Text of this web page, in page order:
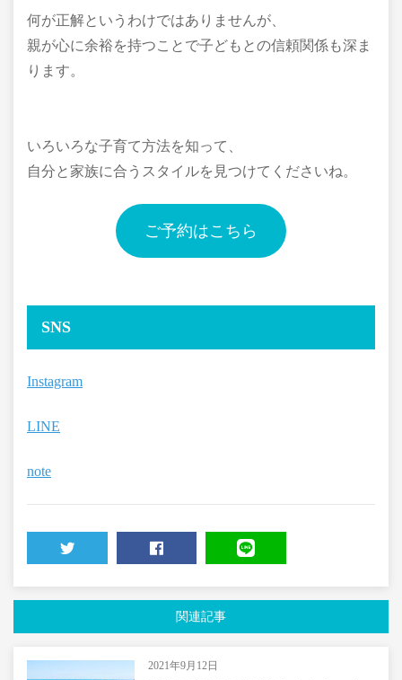
何が正解というわけではありませんが、
親が心に余裕を持つことで子どもとの信頼関係も深ま
ります。
いろいろな子育て方法を知って、
自分と家族に合うスタイルを見つけてくださいね。
ご予約はこちら
SNS
Instagram
LINE
note
関連記事
2021年9月12日